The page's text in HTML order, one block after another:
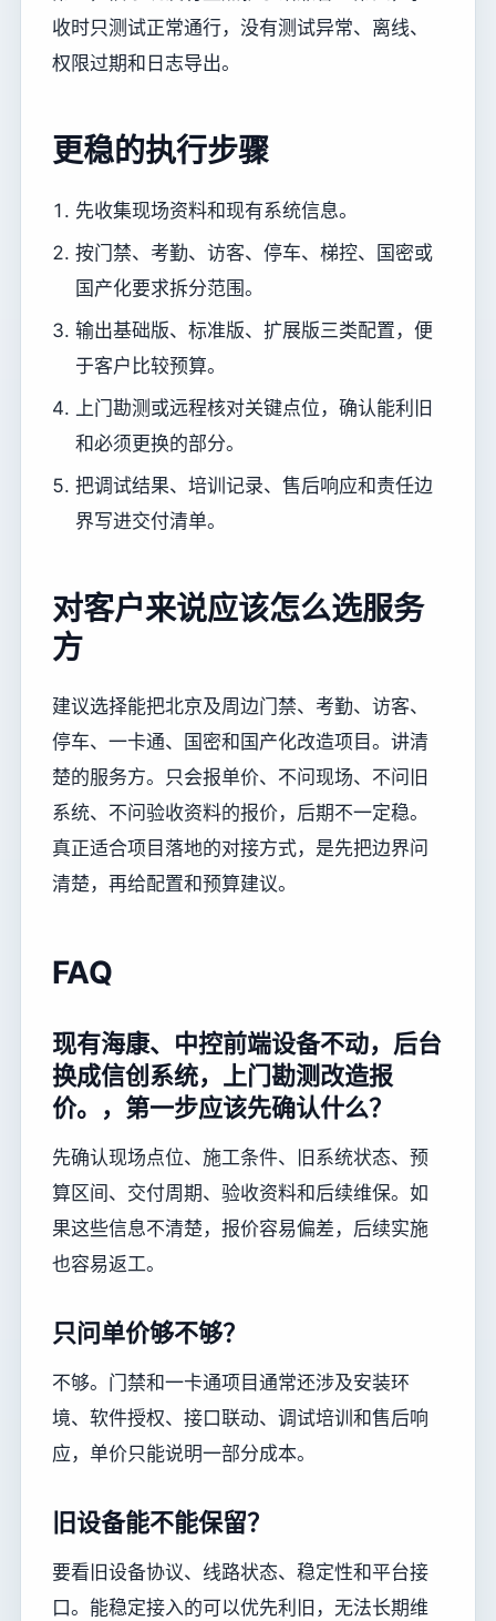
收时只测试正常通行，没有测试异常、离线、
权限过期和日志导出。
更稳的执行步骤
先收集现场资料和现有系统信息。
按门禁、考勤、访客、停车、梯控、国密或
国产化要求拆分范围。
输出基础版、标准版、扩展版三类配置，便
于客户比较预算。
上门勘测或远程核对关键点位，确认能利旧
和必须更换的部分。
把调试结果、培训记录、售后响应和责任边
界写进交付清单。
对客户来说应该怎么选服务
方
建议选择能把北京及周边门禁、考勤、访客、
停车、一卡通、国密和国产化改造项目。讲清
楚的服务方。只会报单价、不问现场、不问旧
系统、不问验收资料的报价，后期不一定稳。
真正适合项目落地的对接方式，是先把边界问
清楚，再给配置和预算建议。
FAQ
现有海康、中控前端设备不动，后台
换成信创系统，上门勘测改造报
价。，第一步应该先确认什么？
先确认现场点位、施工条件、旧系统状态、预
算区间、交付周期、验收资料和后续维保。如
果这些信息不清楚，报价容易偏差，后续实施
也容易返工。
只问单价够不够？
不够。门禁和一卡通项目通常还涉及安装环
境、软件授权、接口联动、调试培训和售后响
应，单价只能说明一部分成本。
旧设备能不能保留？
要看旧设备协议、线路状态、稳定性和平台接
口。能稳定接入的可以优先利旧，无法长期维